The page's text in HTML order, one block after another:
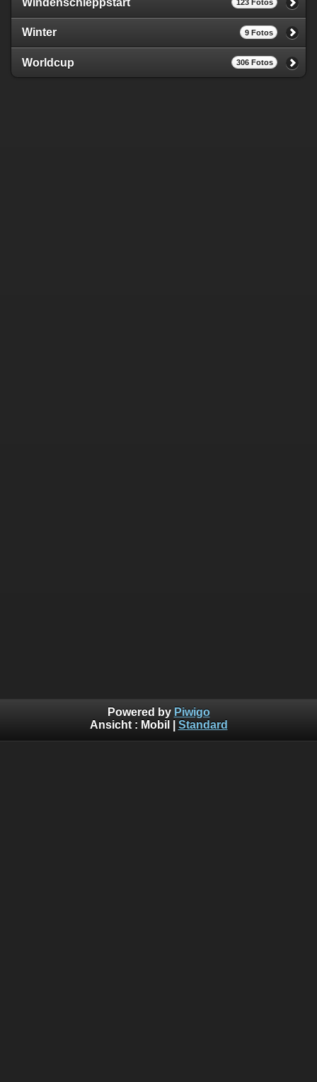
123 Fotos
Winter 9 Fotos
Worldcup 306 Fotos
Powered by Piwigo
Ansicht : Mobil Standard